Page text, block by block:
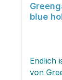
blue
Endlich
von